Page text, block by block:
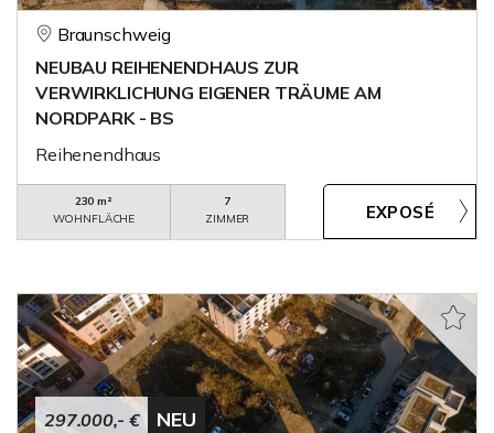
Braunschweig
NEUBAU REIHENENDHAUS ZUR
VERWIRKLICHUNG EIGENER TRÄUME AM
NORDPARK - BS
Reihenendhaus
230 m²
WOHNFLÄCHE
7
ZIMMER
297.000,- € NEU